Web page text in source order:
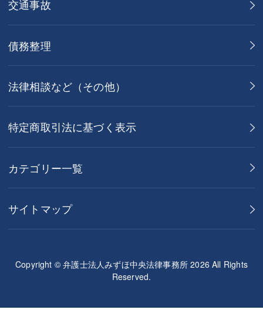
交通事故
債務整理
法律相談など（その他）
特定商取引法に基づく表示
カテゴリー一覧
サイトマップ
Copyright © 弁護士法人みずほ中央法律事務所 2026 All Rights
Reserved.